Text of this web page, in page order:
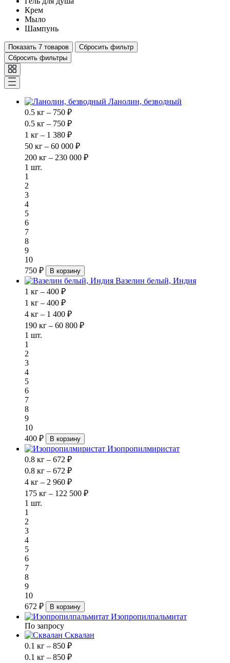
Крем
Мыло
Шампунь
Показать 7 товаров
Сбросить фильтр
Сбросить фильтры
Ланолин, безводный
0.5 кг – 750 ₽
0.5 кг – 750 ₽
1 кг – 1 380 ₽
50 кг – 60 000 ₽
200 кг – 230 000 ₽
1 шт.
1
2
3
4
5
6
7
8
9
10
750 ₽
В корзину
Вазелин белый, Индия
1 кг – 400 ₽
1 кг – 400 ₽
4 кг – 1 400 ₽
190 кг – 60 800 ₽
1 шт.
1
2
3
4
5
6
7
8
9
10
400 ₽
В корзину
Изопропилмиристат
0.8 кг – 672 ₽
0.8 кг – 672 ₽
4 кг – 2 960 ₽
175 кг – 122 500 ₽
1 шт.
1
2
3
4
5
6
7
8
9
10
672 ₽
В корзину
Изопропилпальмитат
По запросу
Сквалан
0.1 кг – 850 ₽
0.1 кг – 850 ₽